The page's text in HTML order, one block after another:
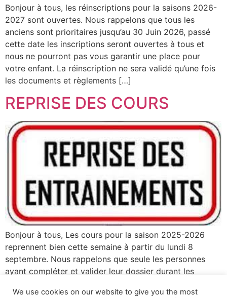
Bonjour à tous, les réinscriptions pour la saisons 2026-
2027 sont ouvertes. Nous rappelons que tous les
anciens sont prioritaires jusqu’au 30 Juin 2026, passé
cette date les inscriptions seront ouvertes à tous et
nous ne pourront pas vous garantir une place pour
votre enfant. La réinscription ne sera validé qu’une fois
les documents et règlements […]
REPRISE DES COURS
Bonjour à tous, Les cours pour la saison 2025-2026
reprennent bien cette semaine à partir du lundi 8
septembre. Nous rappelons que seule les personnes
ayant compléter et valider leur dossier durant les
présenter pour l’entraînement. Pour les autres nous vous
We use cookies on our website to give you the most